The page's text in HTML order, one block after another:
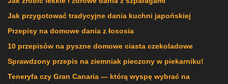
Jak przygotować tradycyjne dania kuchni japońskiej
Przepisy na domowe dania z łososia
10 przepisów na pyszne domowe ciasta czekoladowe
Sprawdzony przepis na ziemniak pieczony w piekarniku!
Teneryfa czy Gran Canaria — którą wyspę wybrać na